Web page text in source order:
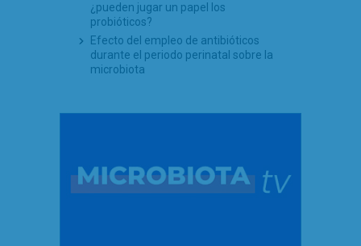
¿pueden jugar un papel los
probióticos?
Efecto del empleo de antibióticos
durante el periodo perinatal sobre la
microbiota